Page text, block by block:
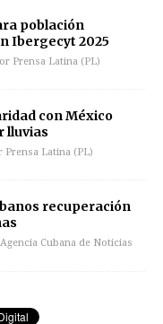
población
Ibergecyt 2025
Prensa Latina (PL)
con México
lluvias
Prensa Latina (PL)
recuperación
Cubana de Noticias